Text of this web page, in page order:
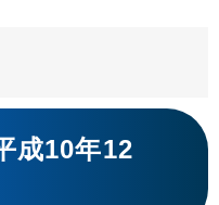
成10年12